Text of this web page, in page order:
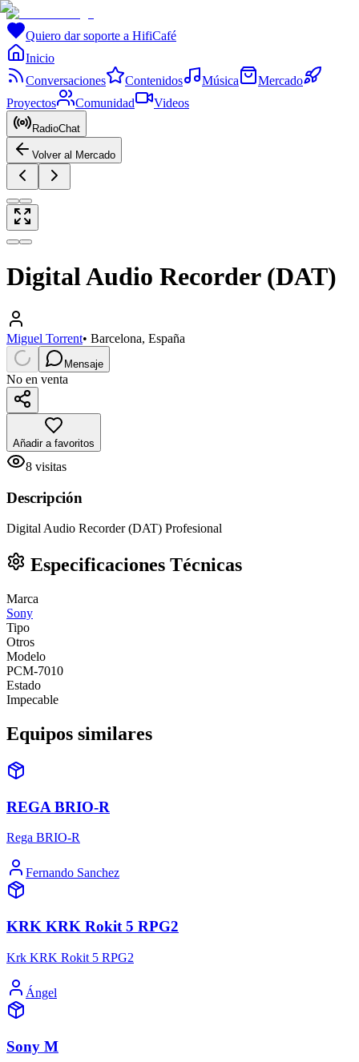
Quiero dar soporte a HifiCafé
Inicio
Conversaciones
Contenidos Música
Mercado
Proyectos
Comunidad Videos
RadioChat
Volver al Mercado
Digital Audio Recorder (DAT)
Miguel Torrent• Barcelona, España
Mensaje
No en venta
Añadir a favoritos
8 visitas
Descripción
Digital Audio Recorder (DAT) Profesional
Especificaciones Técnicas
Marca
Sony
Tipo
Otros
Modelo
PCM-7010
Estado
Impecable
Equipos similares
REGA BRIO-R
Rega BRIO-R
Fernando Sanchez
KRK KRK Rokit 5 RPG2
Krk KRK Rokit 5 RPG2
Ángel
Sony M